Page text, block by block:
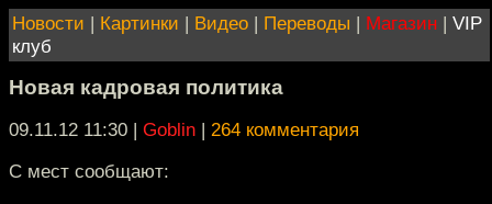
Новости | Картинки | Видео | Переводы | Магазин | VIP
клуб
Новая кадровая политика
09.11.12 11:30 | Goblin | 264 комментария
С мест сообщают: